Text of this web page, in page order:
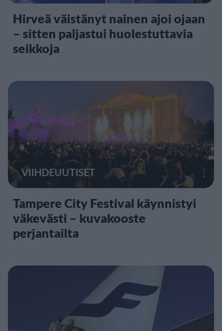
Hirveä väistänyt nainen ajoi ojaan
– sitten paljastui huolestuttavia
seikkoja
VIIHDEUUTISET
Tampere City Festival käynnistyi
väkevästi – kuvakooste
perjantailta